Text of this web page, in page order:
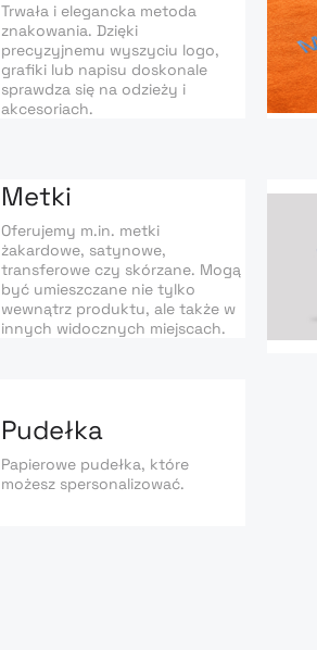
Trwała i elegancka metoda
znakowania. Dzięki
precyzyjnemu wyszyciu logo,
grafiki lub napisu doskonale
sprawdza się na odzieży i
akcesoriach.
Metki
Oferujemy m.in. metki
żakardowe, satynowe,
transferowe czy skórzane. Mogą
być umieszczane nie tylko
wewnątrz produktu, ale także w
innych widocznych miejscach.
Pudełka
Papierowe pudełka, które
możesz spersonalizować.